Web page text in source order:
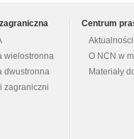
wielostronna
dwustronna
zagraniczni
Centrum
Aktualności
O NCN w
Materiały